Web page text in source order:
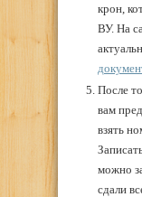
крон,
ВУ. На
После
вам
взять
можно
сдали